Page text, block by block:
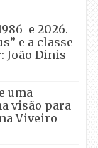
e 2026.
e a classe
João Dinis
uma
visão para
Viveiro